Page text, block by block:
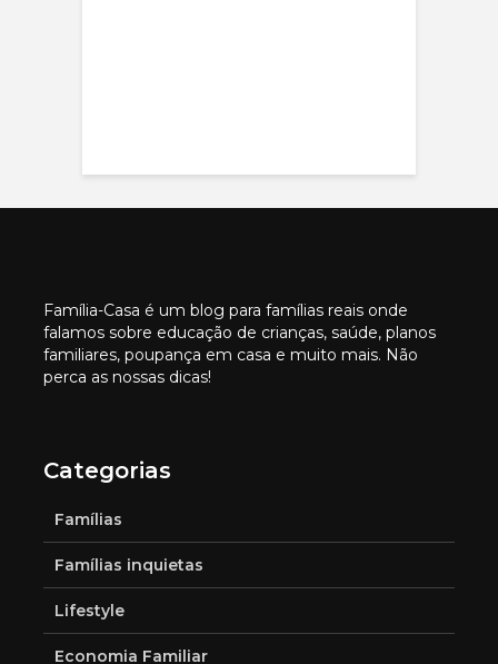
Família-Casa é um blog para famílias reais onde
falamos sobre educação de crianças, saúde, planos
familiares, poupança em casa e muito mais. Não
perca as nossas dicas!
Categorias
Famílias
Famílias inquietas
Lifestyle
Economia Familiar